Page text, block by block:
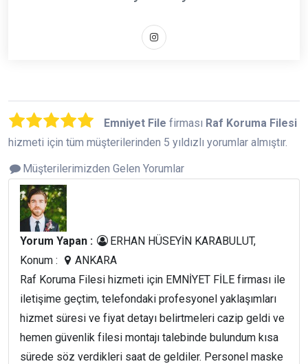
Emniyet File firması Raf Koruma Filesi
hizmeti için tüm müşterilerinden 5 yıldızlı yorumlar almıştır.
Müşterilerimizden Gelen Yorumlar
Yorum Yapan :
ERHAN HÜSEYİN KARABULUT,
Konum :
ANKARA
Raf Koruma Filesi hizmeti için EMNİYET FİLE firması ile
iletişime geçtim, telefondaki profesyonel yaklaşımları
hizmet süresi ve fiyat detayı belirtmeleri cazip geldi ve
hemen güvenlik filesi montajı talebinde bulundum kısa
sürede söz verdikleri saat de geldiler. Personel maske